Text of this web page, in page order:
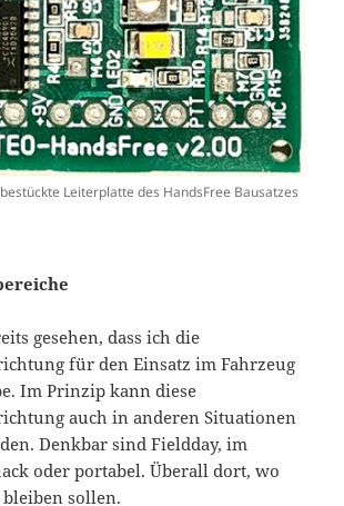
Leiterplatte des HandsFree Bausatzes
gesehen, dass ich die
für den Einsatz im Fahrzeug
Im Prinzip kann diese
auch in anderen Situationen
Denkbar sind Fieldday, im
oder portabel. Überall dort, wo
sollen.